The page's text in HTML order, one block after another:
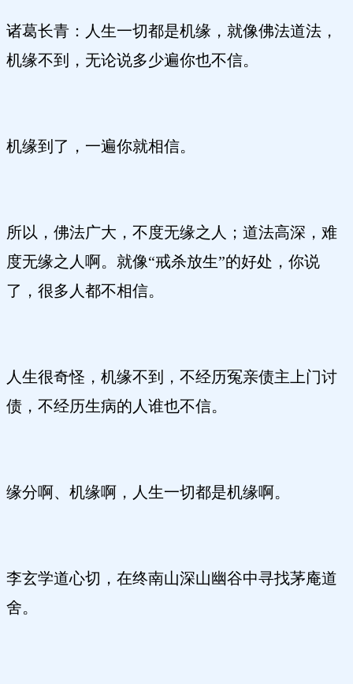
诸葛长青：人生一切都是机缘，就像佛法道法，
机缘不到，无论说多少遍你也不信。
机缘到了，一遍你就相信。
所以，佛法广大，不度无缘之人；道法高深，难
度无缘之人啊。就像“戒杀放生”的好处，你说
了，很多人都不相信。
人生很奇怪，机缘不到，不经历冤亲债主上门讨
债，不经历生病的人谁也不信。
缘分啊、机缘啊，人生一切都是机缘啊。
李玄学道心切，在终南山深山幽谷中寻找茅庵道
舍。